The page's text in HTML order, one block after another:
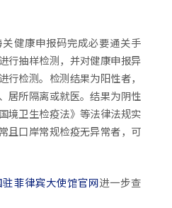
健康申报码完成必要通关手
行抽样检测，并对健康申报异
行检测。检测结果为阳性者，
居所隔离或就医。结果为阴性
境卫生检疫法》等法律法规实
且口岸常规检疫无异常者，可
驻菲律宾大使馆官网进一步查